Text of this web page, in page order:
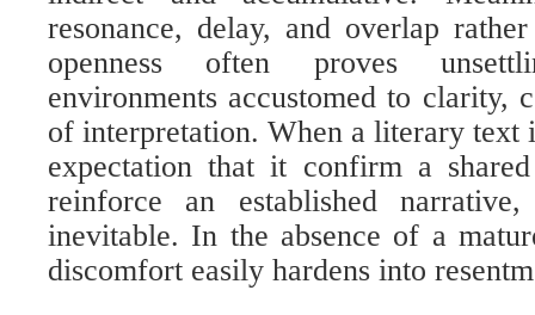
resonance, delay, and overlap
openness often proves
environments accustomed to clarity,
of interpretation. When a literary text
expectation that it confirm a
reinforce an established narrative,
inevitable. In the absence of a
discomfort easily hardens into